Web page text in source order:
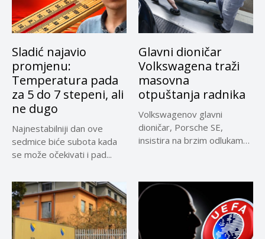
Sladić najavio
promjenu:
Temperatura pada
za 5 do 7 stepeni, ali
ne dugo
Najnestabilniji dan ove
sedmice biće subota kada
se može očekivati i pad...
Glavni dioničar
Volkswagena traži
masovna
otpuštanja radnika
Volkswagenov glavni
dioničar, Porsche SE,
insistira na brzim odlukama